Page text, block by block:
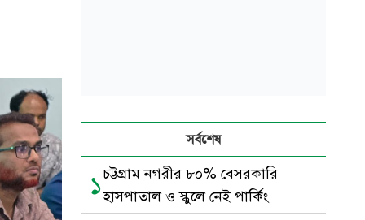
সর্বশেষ
১চট্টগ্রাম নগরীর ৮০% বেসরকারি
হাসপাতাল ও স্কুলে নেই পার্কিং